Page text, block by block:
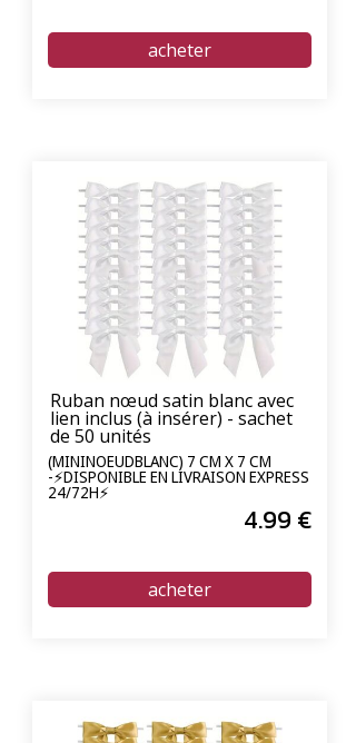
Ruban nœud satin blanc avec
lien inclus (à insérer) - sachet
de 50 unités
(MININOEUDBLANC) 7 CM X 7 CM
-⚡DISPONIBLE EN LIVRAISON EXPRESS
24/72H⚡
4.99 €